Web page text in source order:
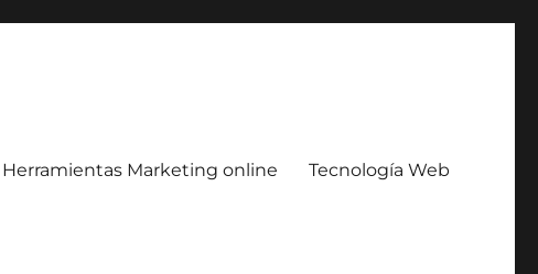
Herramientas Marketing online Tecnología Web